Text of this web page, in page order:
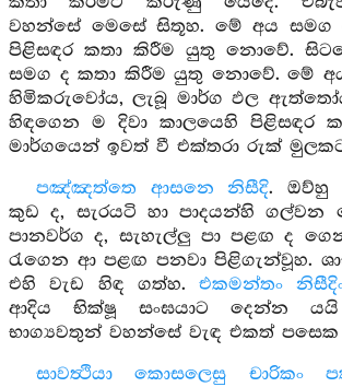
වහන්සේ මෙසේ සිතූහ. මේ අය
පිළිසඳර කතා කිරීම යුතු නොවේ.
සමග ද කතා කිරීම යුතු නොවේ. මේ
හිමිකරුවෝය, ලැබූ මාර්ග ඵල
හිඳගෙන ම දිවා කාලයෙහි පිළිසඳර
මාර්ගයෙන් ඉවත් වී එක්තරා රුක්
පඤ්ඤත්තෙ ආසනෙ නිසීදි. ඔව්හු
කුඩ ද, සැරයටි හා පාදයන්හි ගල්වන
පානවර්ග ද, සැහැල්ලු පා පළඟ ද
රැගෙන ආ පළඟ පනවා පිළිගැන්වූහ.
එහි වැඩ හිඳ ගත්හ. එකමන්තං
ආදිය භික්ෂූ සංඝයාට දෙන්න
භාග්‍යවතුන් වහන්සේ වැඳ එකත්
සාවත්‍ථියා කොසලෙසු චාරිකං